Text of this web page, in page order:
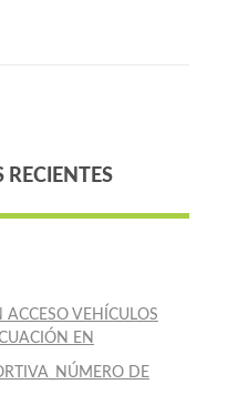
RECIENTES
VEHÍCULOS
EN
DE